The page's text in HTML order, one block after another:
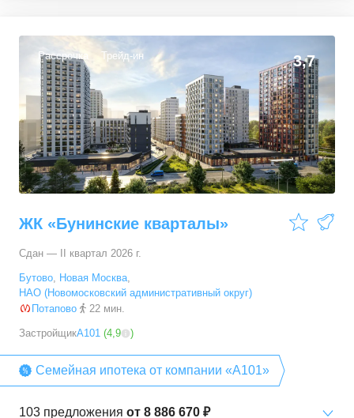
Рассрочка Трейд-ин 3,7
ЖК «Бунинские кварталы»
Сдан — II квартал 2026 г.
Бутово, Новая Москва,
НАО (Новомосковский административный округ)
Потапово
22 мин.
ЗастройщикА101 (4,9 )
Семейная ипотека от компании «А101»
103 предложения от 8 886 670 ₽